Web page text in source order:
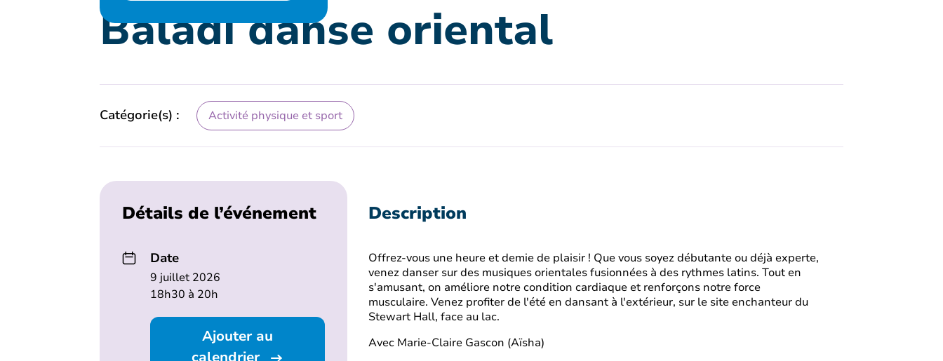
Baladi danse oriental
Catégorie(s) : Activité physique et sport
Détails de l’événement
Date
9 juillet 2026
18h30 à 20h
Ajouter au
calendrier
Description
Offrez-vous une heure et demie de plaisir ! Que vous soyez débutante ou déjà experte,
venez danser sur des musiques orientales fusionnées à des rythmes latins. Tout en
s'amusant, on améliore notre condition cardiaque et renforçons notre force
musculaire. Venez profiter de l'été en dansant à l'extérieur, sur le site enchanteur du
Stewart Hall, face au lac.
Avec Marie-Claire Gascon (Aïsha)